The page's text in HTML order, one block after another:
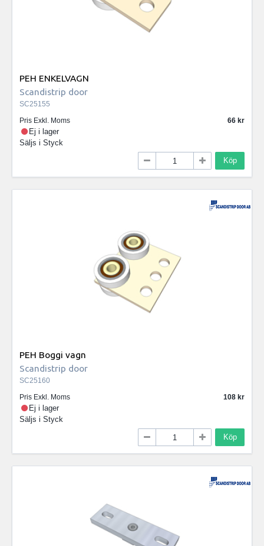
PEH ENKELVAGN
Scandistrip door
SC25155
Pris Exkl. Moms
66
Ej i lager
Säljs i Styck
Köp
PEH Boggi vagn
Scandistrip door
SC25160
Pris Exkl. Moms
108
Ej i lager
Säljs i Styck
Köp